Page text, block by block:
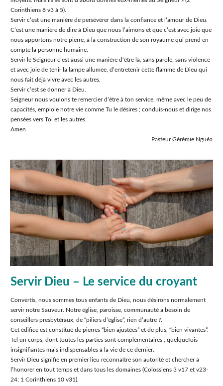
Corinthiens 8 v3 à 5).
Servir cʼest une manière de persévérer dans la confiance et lʼamour de Dieu.
Cʼest une manière de dire à Dieu que nous lʼaimons et que cʼest avec joie que
nous apportons notre pierre, à la construction de son royaume qui prend en
compte la personne humaine.
Servir le Seigneur cʼest aussi une manière dʼêtre là, sans parole, sans violence
et avec joie de tenir la lampe allumée, dʼentretenir cette flamme de Dieu qui
nous fait déjà vivre avec les autres.
Servir cʼest se donner à Dieu.
Seigneur nous voulons te remercier dʼêtre à ton service, même avec le peu de
capacités, emploie notre vie comme Tu le désires ; conduis-nous et dirige nos
pensées vers Toi et les autres.
Amen
Pasteur Gérémie Nguéa
Servir Dieu – Le service du croyant
Convertis, nous sommes tous enfants de Dieu, nous désirons normalement
servir notre Sauveur. Notre église, paroisse, communauté a besoin de
conseillers presbytéraux, de “piliers dʼéglise”, rien dʼautre ?.
Cet édifice est constitué de pierres “bien ajustées” et de plus, “bien vivantes”.
Tel un corps, dont toutes les parties sont complémentaires , quelquefois
insignifiantes mais indispensables à la vie de ce dernier.
Servir Dieu signifie en premier lieu reconnaître son autorité et chercher à
l’honorer en tout temps et dans tous les domaines (Colossiens 3 v17 et v23-
24; 1 Corinthiens 10 v31).